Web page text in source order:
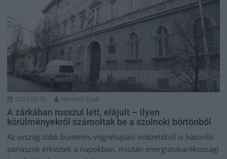
2026.08.06. Horváth Zsolt
A zárkában rosszul lett, elájult – ilyen
körülményekről számoltak be a szolnoki börtönből
Az ország több büntetés-végrehajtási intézetéből is hasonló
panaszok érkeztek a napokban, miután energiatakarékossági